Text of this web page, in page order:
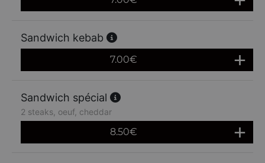
Sandwich kebab
7.00€
Sandwich spécial
2 steaks, oeuf, cheddar
8.50€